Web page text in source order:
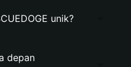
unik?
depan